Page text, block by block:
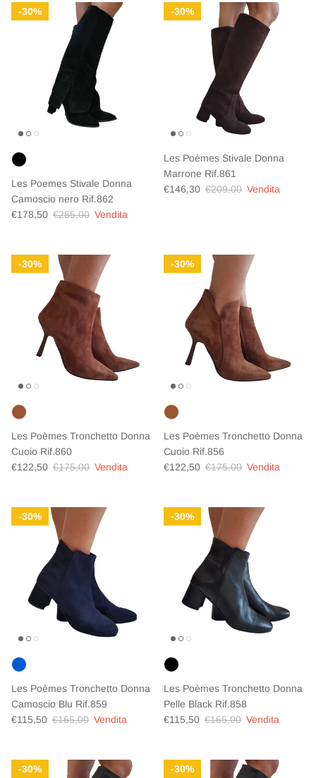
30%
Les Poemes Stivale Donna
Camoscio nero Rif.862
Prezzo di vendita
€178,50 Prezzo normale
€255,00 Vendita
30%
Les Poèmes Stivale Donna
Marrone Rif.861
Prezzo di vendita
€146,30 Prezzo normale
€209,00 Vendita
30%
Les Poèmes Tronchetto Donna
Cuoio Rif.860
Prezzo di vendita
€122,50 Prezzo normale
€175,00 Vendita
30%
Les Poèmes Tronchetto Donna
Cuoio Rif.856
Prezzo di vendita
€122,50 Prezzo normale
€175,00 Vendita
30%
Les Poèmes Tronchetto Donna
Camoscio Blu Rif.859
Prezzo di vendita
€115,50 Prezzo normale
€165,00 Vendita
30%
Les Poèmes Tronchetto Donna
Pelle Black Rif.858
Prezzo di vendita
€115,50 Prezzo normale
€165,00 Vendita
30% 30%